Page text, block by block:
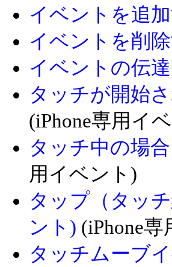
イベントを追
イベントを削
イベントの伝
タッチが開始
(iPhone専用イ
タッチ中の場
用イベント)
タップ（タッ
ント) (iPhone
タッチムーブ